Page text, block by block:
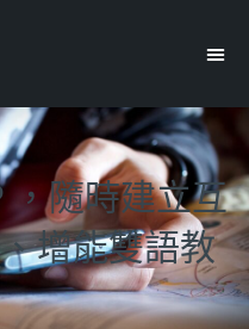
，隨時建立互
增能雙語教